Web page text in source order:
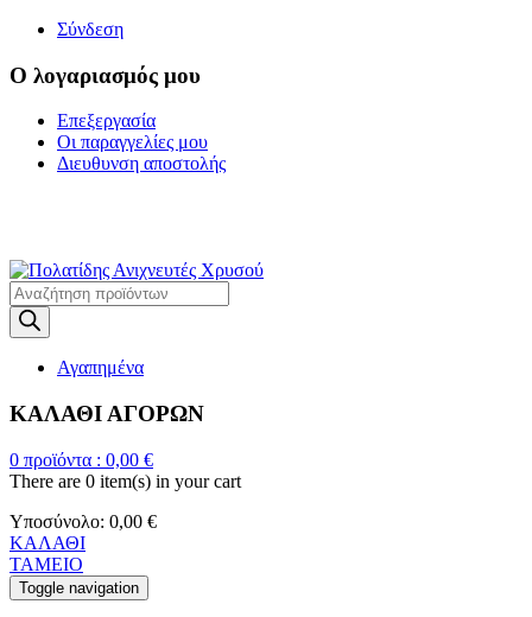
Σύνδεση
Ο λογαριασμός μου
Επεξεργασία
Οι παραγγελίες μου
Διευθυνση αποστολής
Products
search
Αγαπημένα
ΚΑΛΑΘΙ ΑΓΟΡΩΝ
0 προϊόντα : 0,00 €
There are 0 item(s) in your cart
Υποσύνολο: 0,00 €
ΚΑΛΑΘΙ
ΤΑΜΕΙΟ
Toggle navigation